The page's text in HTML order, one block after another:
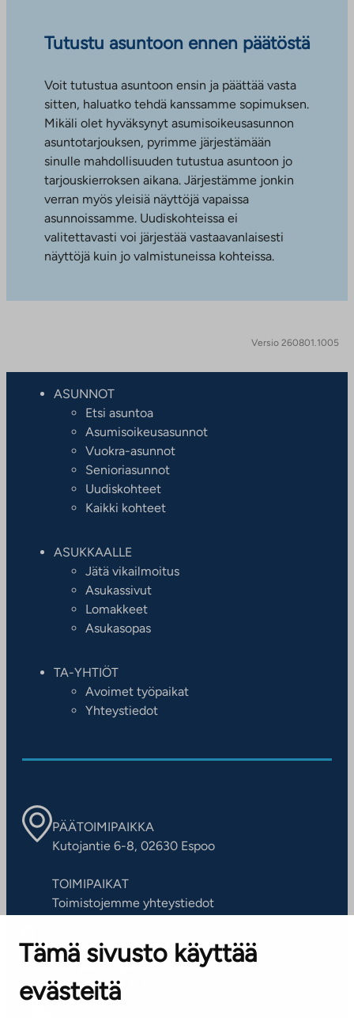
Tämä sivusto käyttää
evästeitä
Tutustu asuntoon ennen päätöstä
Voit tutustua asuntoon ensin ja päättää vasta
sitten, haluatko tehdä kanssamme sopimuksen.
Mikäli olet hyväksynyt asumisoikeusasunnon
asuntotarjouksen, pyrimme järjestämään
sinulle mahdollisuuden tutustua asuntoon jo
tarjouskierroksen aikana. Järjestämme jonkin
verran myös yleisiä näyttöjä vapaissa
asunnoissamme. Uudiskohteissa ei
valitettavasti voi järjestää vastaavanlaisesti
näyttöjä kuin jo valmistuneissa kohteissa.
Versio 260801.1005
ASUNNOT
Etsi asuntoa
Asumisoikeusasunnot
Vuokra-asunnot
Senioriasunnot
Uudiskohteet
Kaikki kohteet
ASUKKAALLE
Jätä vikailmoitus
Asukassivut
Lomakkeet
Asukasopas
TA-YHTIÖT
Avoimet työpaikat
Yhteystiedot
PÄÄTOIMIPAIKKA
Kutojantie 6-8, 02630 Espoo
TOIMIPAIKAT
Toimistojemme yhteystiedot
ASIAKASPALVELUKESKUS
Puh. 045 7734 3777
(arkisin klo 8-16)